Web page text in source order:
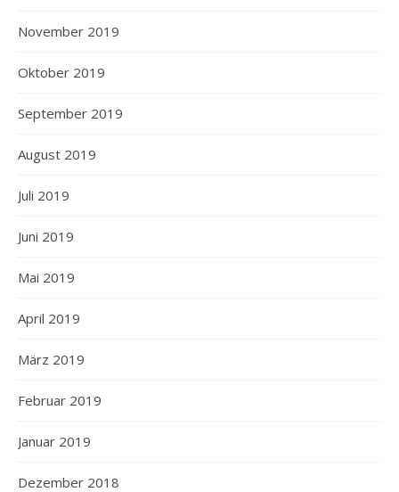
November 2019
Oktober 2019
September 2019
August 2019
Juli 2019
Juni 2019
Mai 2019
April 2019
März 2019
Februar 2019
Januar 2019
Dezember 2018